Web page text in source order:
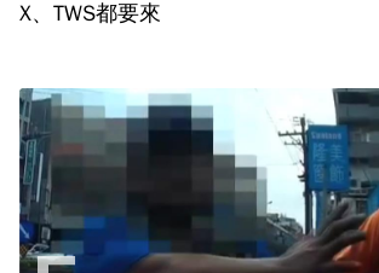
X、TWS都要來